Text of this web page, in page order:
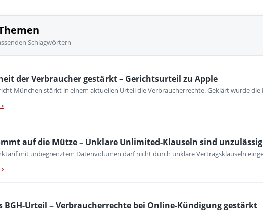
Schlagwörtern
der Verbraucher gestärkt – Gerichtsurteil zu Apple
München stärkt in einem aktuellen Urteil die Verbraucherrechte. Geklärt wurde die
›
auf die Mütze – Unklare Unlimited-Klauseln sind unzulässig
mit unbegrenztem Datenvolumen darf nicht durch unklare Vertragsklauseln
›
BGH-Urteil – Verbraucherrechte bei Online-Kündigung gestärkt